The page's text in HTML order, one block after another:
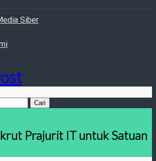
Siber
Prajurit IT untuk Satuan